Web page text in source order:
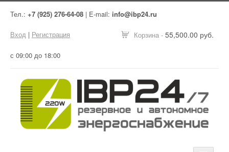
Тел.: +7 (925) 276-64-08 | E-mail: info@ibp24.ru
Корзина - 55,500.00 руб.
Вход | Регистрация
с 09:00 до 18:00